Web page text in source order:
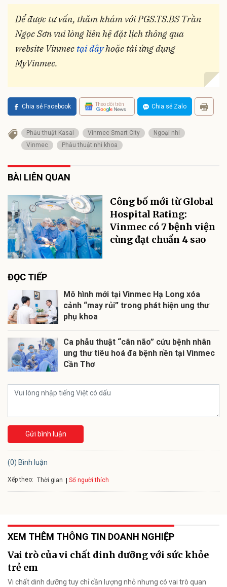
Để được tư vấn, thăm khám với PGS.TS.BS Trần
Ngọc Sơn vui lòng liên hệ đặt lịch thông qua
website Vinmec tại đâyhoặc tải ứng dụng
MyVinmec.
Chia sẻ Facebook Theo dõi trên Chia sẻ Zalo
Phẫu thuật Kasai Vinmec Smart City
Ngoại nhi
Vinmec
Phẫu thuật nhi khoa
BÀI LIÊN QUAN
Công bố mới từ Global
Hospital Rating:
Vinmec có 7 bệnh viện
cùng đạt chuẩn 4 sao
ĐỌC TIẾP
Mô hình mới tại Vinmec Hạ Long xóa
cảnh “may rủi” trong phát hiện ung thư
phụ khoa
Ca phẫu thuật “cân não” cứu bệnh nhân
ung thư tiêu hoá đa bệnh nền tại Vinmec
Cần Thơ
Gửi bình luận
(0) Bình luận
Xếp theo: Thời gian Số người thích
XEM THÊM THÔNG TIN DOANH NGHIỆP
Vai trò của vi chất dinh dưỡng với sức khỏe
trẻ em
Vi chất dinh dưỡng tuy chỉ cần lượng nhỏ nhưng có vai trò quan